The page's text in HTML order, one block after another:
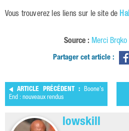
Vous trouverez les liens sur le site de
Source : Merci
Partager cet article :
ARTICLE PRÉCÉDENT : Boone's
End : nouveaux rendus
lowskill